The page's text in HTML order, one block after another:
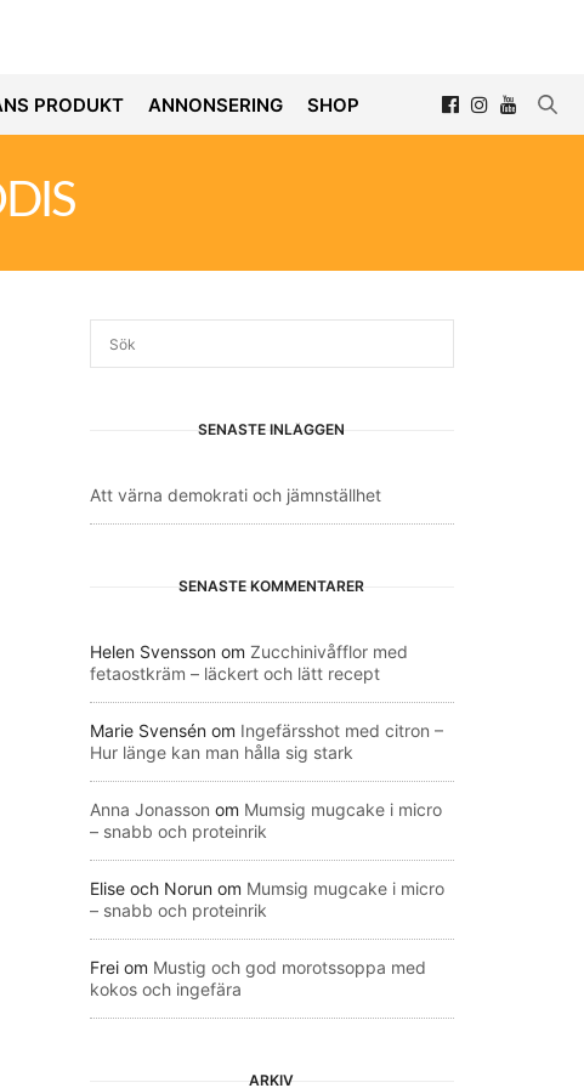
PRODUKT ANNONSERING SHOP
SENASTE INLÄGGEN
Att värna demokrati och jämnställhet
SENASTE KOMMENTARER
Helen Svensson om Zucchinivåfflor med
fetaostkräm – läckert och lätt recept
Marie Svensén om Ingefärsshot med citron –
Hur länge kan man hålla sig stark
Anna Jonasson om Mumsig mugcake i micro
– snabb och proteinrik
Elise och Norun om Mumsig mugcake i micro
– snabb och proteinrik
Frei om Mustig och god morotssoppa med
kokos och ingefära
ARKIV